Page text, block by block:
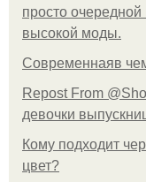
просто
высокой моды.
Современнаяв
Repost From
девочки
Кому подходит
цвет?